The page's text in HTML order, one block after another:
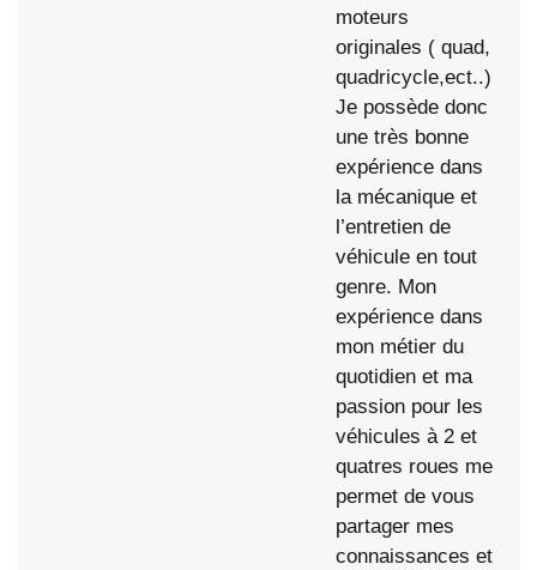
moteurs
originales ( quad,
quadricycle,ect..)
Je possède donc
une très bonne
expérience dans
la mécanique et
l’entretien de
véhicule en tout
genre. Mon
expérience dans
mon métier du
quotidien et ma
passion pour les
véhicules à 2 et
quatres roues me
permet de vous
partager mes
connaissances et